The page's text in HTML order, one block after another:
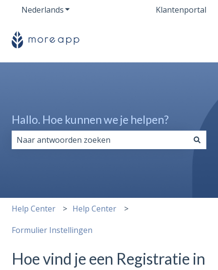
NederlandsSubmenu tonen voor vertalingen
Klantenportal
Hallo. Hoe kunnen we je helpen?
Help Center Help Center
Formulier Instellingen
Hoe vind je een Registratie in